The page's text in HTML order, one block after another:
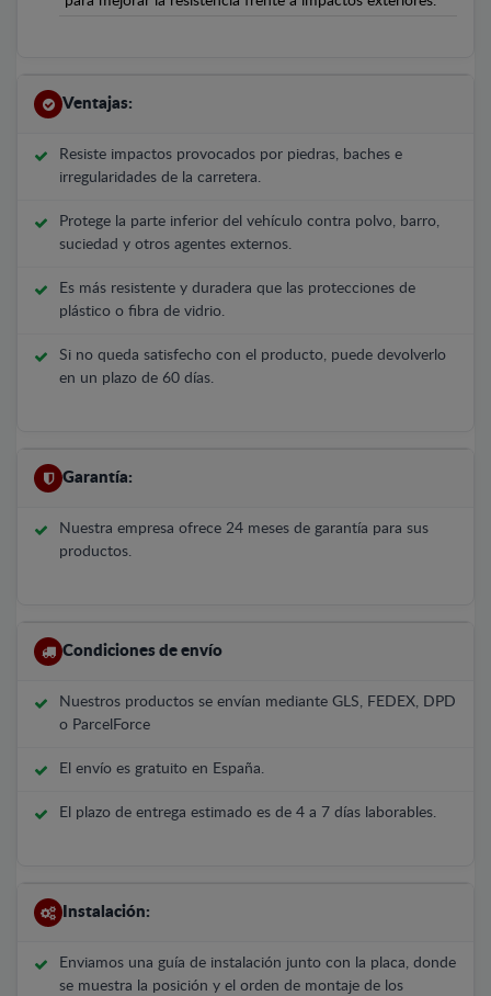
Ventajas:
Resiste impactos provocados por piedras, baches e
irregularidades de la carretera.
Protege la parte inferior del vehículo contra polvo, barro,
suciedad y otros agentes externos.
Es más resistente y duradera que las protecciones de
plástico o fibra de vidrio.
Si no queda satisfecho con el producto, puede devolverlo
en un plazo de 60 días.
Garantía:
Nuestra empresa ofrece 24 meses de garantía para sus
productos.
Condiciones de envío
Nuestros productos se envían mediante GLS, FEDEX, DPD
o ParcelForce
El envío es gratuito en España.
El plazo de entrega estimado es de 4 a 7 días laborables.
Instalación:
Enviamos una guía de instalación junto con la placa, donde
se muestra la posición y el orden de montaje de los